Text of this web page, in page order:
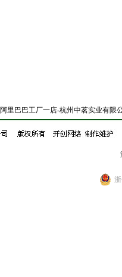
阿里巴巴工厂一店-杭州中茗实业有限